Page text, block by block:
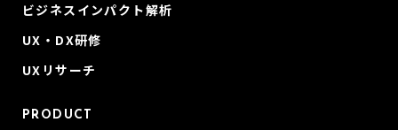
ジ をご確認ください。
個人情報保護管理者 個人情報保護推進事務局長
ビジネスインパクト解析
UX・DX研修
UXリサーチ
PRODUCT